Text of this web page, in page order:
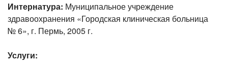
Интернатура: Муниципальное учреждение
здравоохранения «Городская клиническая больница
№ 6», г. Пермь, 2005 г.
Услуги: